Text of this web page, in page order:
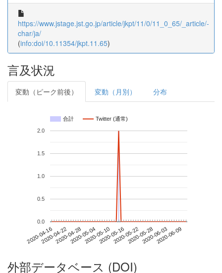
https://www.jstage.jst.go.jp/article/jkpt/11/0/11_0_65/_article/-
char/ja/
(info:doi/10.11354/jkpt.11.65)
言及状況
変動（ピーク前後） 変動（月別） 分布
合計 Twitter (通常)
2020-04-162020-04-222020-04-282020-05-042020-05-102020-05-162020-05-222020-05-282020-06-032020-06-09
0.0
0.5
1.0
1.5
2.0
外部データベース (DOI)